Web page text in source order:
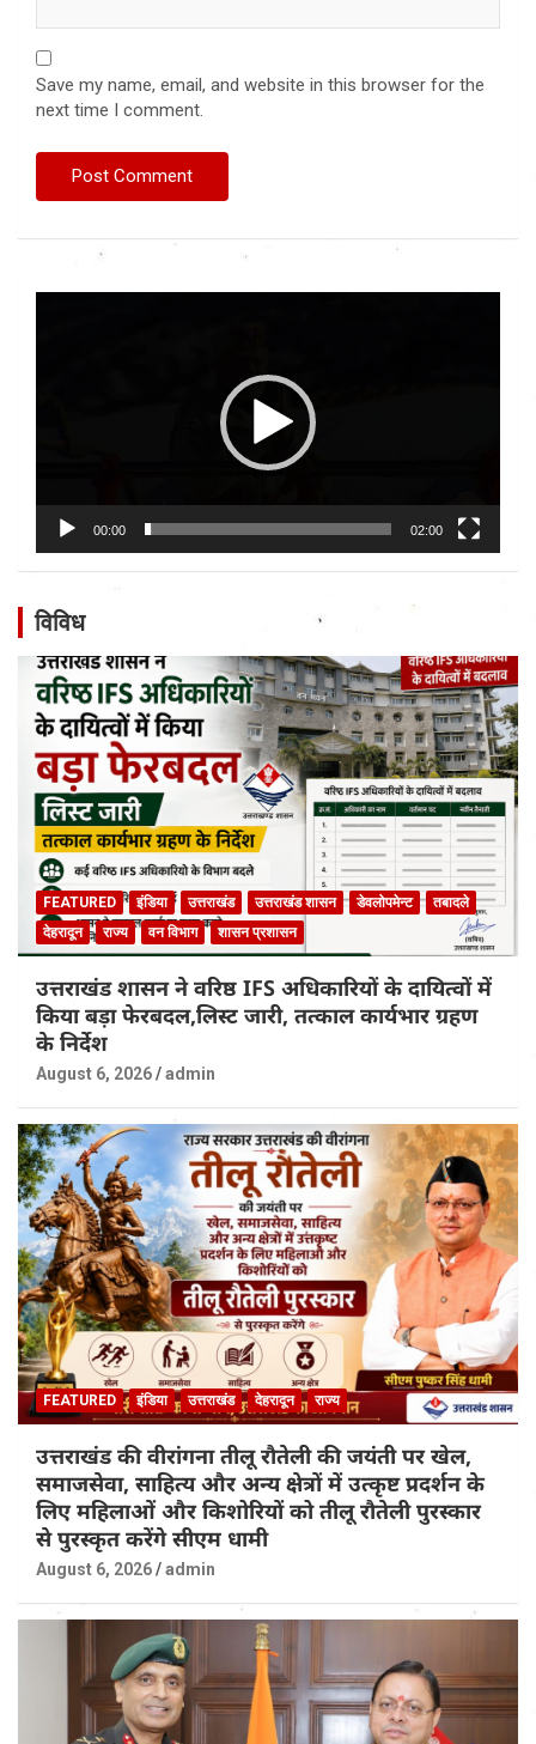
Save my name, email, and website in this browser for the
next time I comment.
00:00 02:00
विविध
FEATURED इंडिया उत्तराखंड उत्तराखंड शासन डेवलोपमेन्ट
तबादले
देहरादून
राज्य वन विभाग शासन प्रशासन
उत्तराखंड शासन ने वरिष्ठ IFS अधिकारियों के दायित्वों में
किया बड़ा फेरबदल,लिस्ट जारी, तत्काल कार्यभार ग्रहण
के निर्देश
August 6, 2026 admin
FEATURED इंडिया उत्तराखंड देहरादून राज्य
उत्तराखंड की वीरांगना तीलू रौतेली की जयंती पर खेल,
समाजसेवा, साहित्य और अन्य क्षेत्रों में उत्कृष्ट प्रदर्शन के
लिए महिलाओं और किशोरियों को तीलू रौतेली पुरस्कार
से पुरस्कृत करेंगे सीएम धामी
August 6, 2026 admin